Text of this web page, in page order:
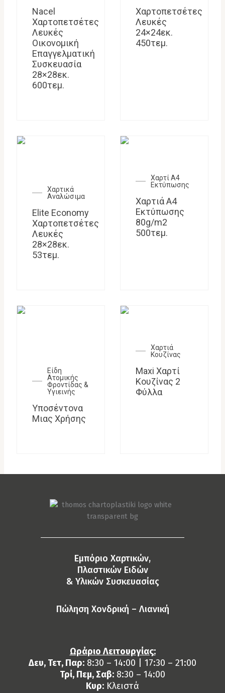
Nacel
Χαρτοπετσέτες
Λευκές
Οικονομική
Επαγγελματική
Συσκευασία
28×28εκ.
600τεμ.
Χαρτοπετσέτες
Λευκές
24×24εκ.
450τεμ.
Χαρτικά
Αναλώσιμα
Elite Economy
Χαρτοπετσέτες
Λευκές
28×28εκ.
53τεμ.
Χαρτί Α4
Εκτύπωσης
Χαρτιά Α4
Εκτύπωσης
80g/m2
500τεμ.
Είδη
Ατομικής
Φροντίδας &
Υγιεινής
Υποσέντονα
Μιας Χρήσης
Χαρτιά
Κουζίνας
Maxi Χαρτί
Κουζίνας 2
Φύλλα
Eμπόριο Χαρτικών,
Πλαστικών Ειδών
& Yλικών Συσκευασίας
Πώληση Χονδρική – Λιανική
Ωράριο Λειτουργίας:
Δευ, Τετ, Παρ: 8:30 – 14:00 | 17:30 – 21:00
Τρί, Πεμ, Σαβ: 8:30 – 14:00
Κυρ: Κλειστά